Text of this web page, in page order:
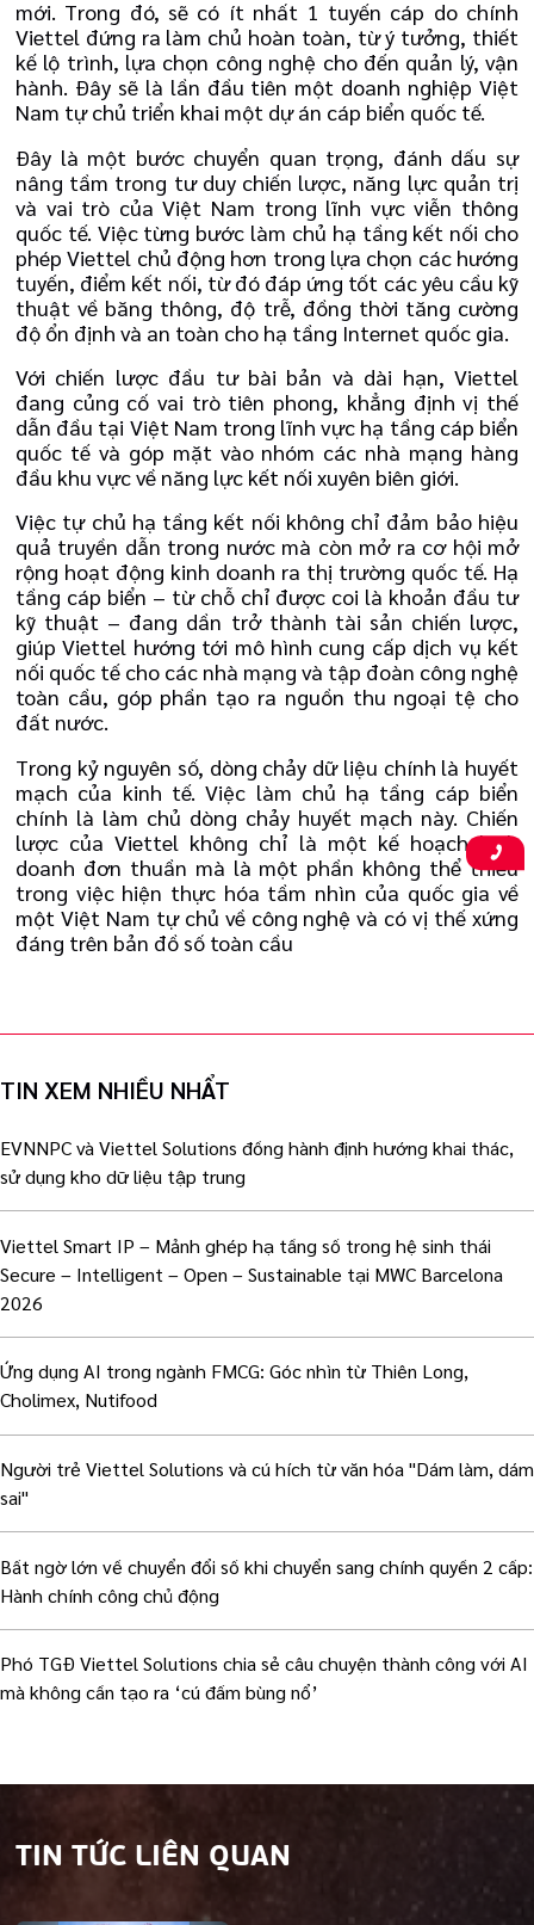
mới. Trong đó, sẽ có ít nhất 1 tuyến cáp do chính
Viettel đứng ra làm chủ hoàn toàn, từ ý tưởng, thiết
kế lộ trình, lựa chọn công nghệ cho đến quản lý, vận
hành. Đây sẽ là lần đầu tiên một doanh nghiệp Việt
Nam tự chủ triển khai một dự án cáp biển quốc tế.
Đây là một bước chuyển quan trọng, đánh dấu sự
nâng tầm trong tư duy chiến lược, năng lực quản trị
và vai trò của Việt Nam trong lĩnh vực viễn thông
quốc tế. Việc từng bước làm chủ hạ tầng kết nối cho
phép Viettel chủ động hơn trong lựa chọn các hướng
tuyến, điểm kết nối, từ đó đáp ứng tốt các yêu cầu kỹ
thuật về băng thông, độ trễ, đồng thời tăng cường
độ ổn định và an toàn cho hạ tầng Internet quốc gia.
Với chiến lược đầu tư bài bản và dài hạn, Viettel
đang củng cố vai trò tiên phong, khẳng định vị thế
dẫn đầu tại Việt Nam trong lĩnh vực hạ tầng cáp biển
quốc tế và góp mặt vào nhóm các nhà mạng hàng
đầu khu vực về năng lực kết nối xuyên biên giới.
Việc tự chủ hạ tầng kết nối không chỉ đảm bảo hiệu
quả truyền dẫn trong nước mà còn mở ra cơ hội mở
rộng hoạt động kinh doanh ra thị trường quốc tế. Hạ
tầng cáp biển – từ chỗ chỉ được coi là khoản đầu tư
kỹ thuật – đang dần trở thành tài sản chiến lược,
giúp Viettel hướng tới mô hình cung cấp dịch vụ kết
nối quốc tế cho các nhà mạng và tập đoàn công nghệ
toàn cầu, góp phần tạo ra nguồn thu ngoại tệ cho
đất nước.
Trong kỷ nguyên số, dòng chảy dữ liệu chính là huyết
mạch của kinh tế. Việc làm chủ hạ tầng cáp biển
chính là làm chủ dòng chảy huyết mạch này. Chiến
lược của Viettel không chỉ là một kế hoạch kinh
doanh đơn thuần mà là một phần không thể thiếu
trong việc hiện thực hóa tầm nhìn của quốc gia về
một Việt Nam tự chủ về công nghệ và có vị thế xứng
đáng trên bản đồ số toàn cầu
TIN XEM NHIỀU NHẨT
EVNNPC và Viettel Solutions đồng hành định hướng khai thác,
sử dụng kho dữ liệu tập trung
Viettel Smart IP – Mảnh ghép hạ tầng số trong hệ sinh thái
Secure – Intelligent – Open – Sustainable tại MWC Barcelona
2026
Ứng dụng AI trong ngành FMCG: Góc nhìn từ Thiên Long,
Cholimex, Nutifood
Người trẻ Viettel Solutions và cú hích từ văn hóa "Dám làm, dám
sai"
Bất ngờ lớn về chuyển đổi số khi chuyển sang chính quyền 2 cấp:
Hành chính công chủ động
Phó TGĐ Viettel Solutions chia sẻ câu chuyện thành công với AI
mà không cần tạo ra ‘cú đấm bùng nổ’
TIN TỨC LIÊN QUAN